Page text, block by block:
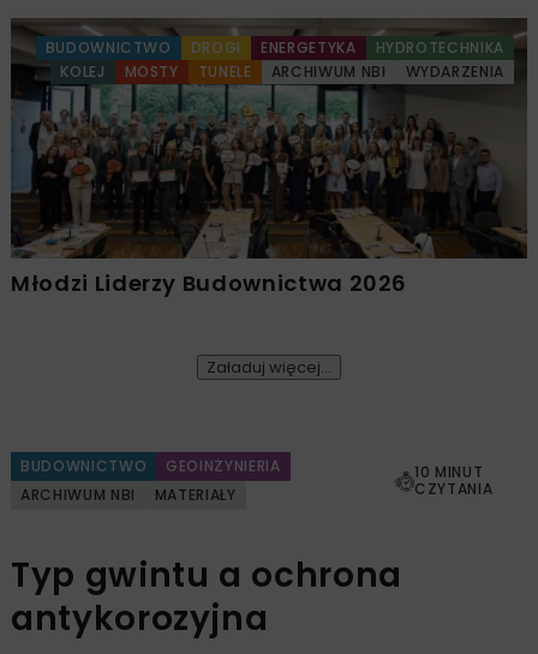
BUDOWNICTWO DROGI ENERGETYKA
HYDROTECHNIKA
KOLEJ
MOSTY TUNELE ARCHIWUM NBI WYDARZENIA
Młodzi Liderzy Budownictwa 2026
Załaduj więcej...
BUDOWNICTWO
GEOINŻYNIERIA
ARCHIWUM NBI
MATERIAŁY
10 MINUT
CZYTANIA
Typ gwintu a ochrona
antykorozyjna